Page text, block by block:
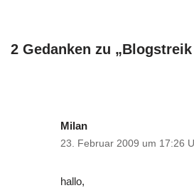
2 Gedanken zu
Milan
23. Februar 2009 um 17:26
hallo,